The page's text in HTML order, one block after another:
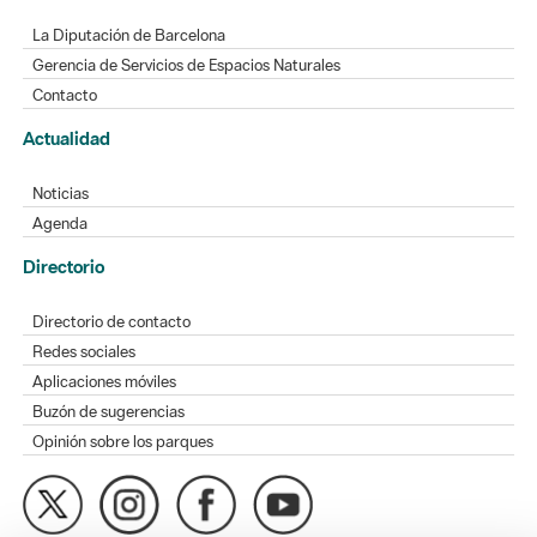
La Diputación de Barcelona
Gerencia de Servicios de Espacios Naturales
Contacto
Actualidad
Noticias
Agenda
Directorio
Directorio de contacto
Redes sociales
Aplicaciones móviles
Buzón de sugerencias
Opinión sobre los parques